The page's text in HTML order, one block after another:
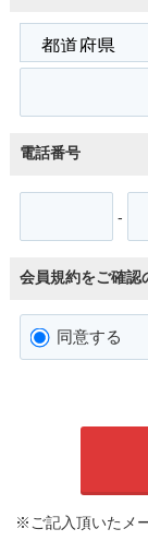
電話番号
-
会員規約をご確認
同意する
※ご記入頂いたメ